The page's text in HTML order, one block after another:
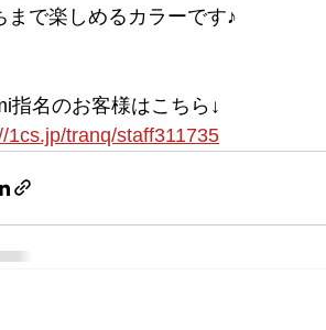
まで楽しめるカラーです♪
指名のお客様はこちら↓
1cs.jp/tranq/staff311735